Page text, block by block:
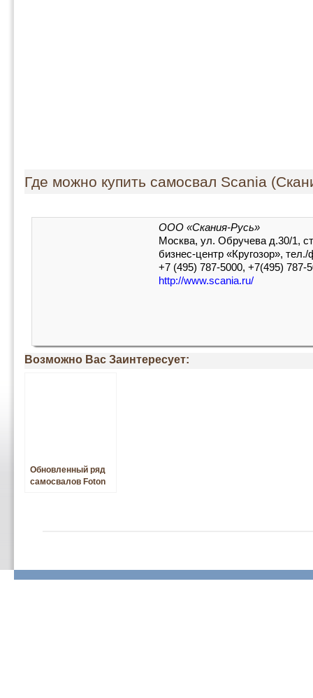
Где можно купить самосвал Scania
ООО «Скания-Русь»
Москва, ул. Обручева д.30/1,
бизнес-центр «Кругозор», тел./
+7 (495) 787-5000, +7(495) 787-
http://www.scania.ru/
Возможно Вас Заинтересует:
Обновленный ряд
самосвалов Foton